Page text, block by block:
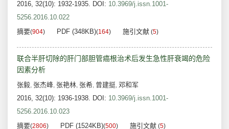
2016, 32(10): 1932-1935. DOI: 10.3969/j.issn.1001-
5256.2016.10.022
摘要(904) PDF (348KB)(164) 施引文献 (5)
联合半肝切除的肝门部胆管癌根治术后发生急性肝衰竭的危险
因素分析
张毅, 张杰峰, 张艳林, 张希, 曾建挺, 邓和军
2016, 32(10): 1936-1938. DOI: 10.3969/j.issn.1001-
5256.2016.10.023
摘要(2806) PDF (1524KB)(500) 施引文献 (5)